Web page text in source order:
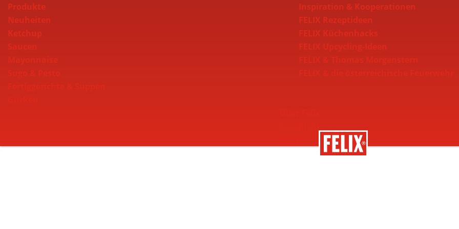
Produkte
Neuheiten
Ketchup
Saucen
Inspiration & Kooperationen
FELIX Rezeptideen
FELIX Küchenhacks
FELIX Upcycling-Ideen
Nachhaltigkeit